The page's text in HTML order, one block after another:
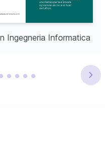
Ingegneria Informatica